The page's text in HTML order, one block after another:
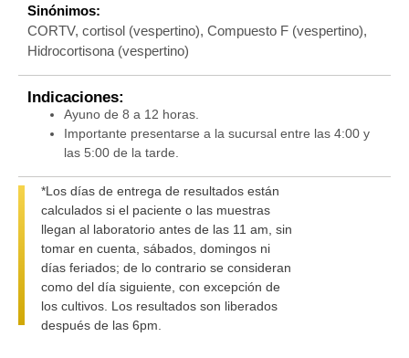
Sinónimos:
CORTV, cortisol (vespertino), Compuesto F (vespertino),
Hidrocortisona (vespertino)
Indicaciones:
Ayuno de 8 a 12 horas.
Importante presentarse a la sucursal entre las 4:00 y
las 5:00 de la tarde.
*Los días de entrega de resultados están
calculados si el paciente o las muestras
llegan al laboratorio antes de las 11 am, sin
tomar en cuenta, sábados, domingos ni
días feriados; de lo contrario se consideran
como del día siguiente, con excepción de
los cultivos. Los resultados son liberados
después de las 6pm.